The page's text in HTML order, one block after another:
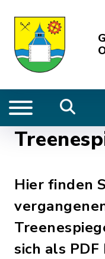
Hier finden
sich als